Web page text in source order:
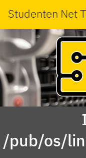
Studenten Net
/pub/os/